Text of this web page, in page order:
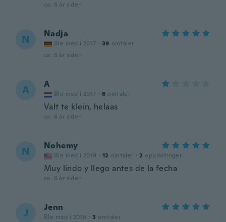
ca. 6 år siden
N Nadja
Ble med i 2017 · 39 omtaler
ca. 6 år siden
A A
Ble med i 2017 · 6 omtaler
Valt te klein, helaas
ca. 6 år siden
N Nohemy
Ble med i 2019 · 12 omtaler · 2 opplastinger
Muy lindo y llego antes de la fecha
ca. 6 år siden
J Jenn
Ble med i 2018 · 3 omtaler